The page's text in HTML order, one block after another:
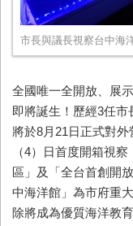
市長與議長視察台中海
全國唯一全開放、展
即將誕生！歷經3任市
將於8月 21日正式對
（4）日首度開箱視
區」及「全台首創開
中海洋館」為市府重
除將成為優質海洋教